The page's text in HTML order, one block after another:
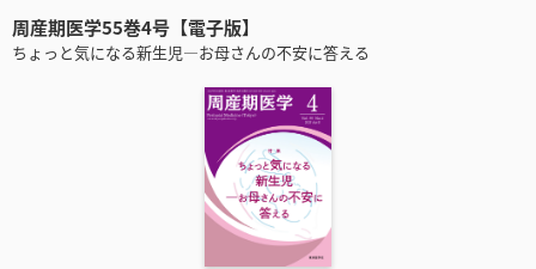
周産期医学55巻4号【電子版】
ちょっと気になる新生児―お母さんの不安に答える